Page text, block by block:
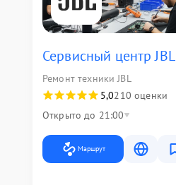
Сервисный центр JBL
Ремонт техники JBL
5,0210 оценки
Открыто до 21:00
Маршрут